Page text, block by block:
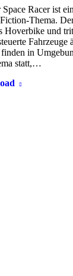
Space Racer ist
Thema.
Hoverbike und
Fahrzeuge
in
statt,…